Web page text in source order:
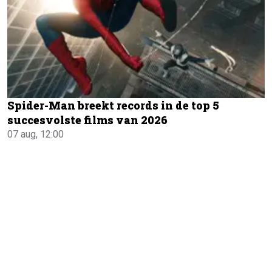
Spider-Man breekt records in de top 5
succesvolste films van 2026
07 aug, 12:00